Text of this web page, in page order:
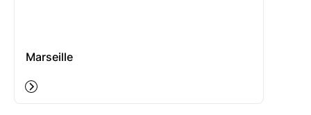
Marseille